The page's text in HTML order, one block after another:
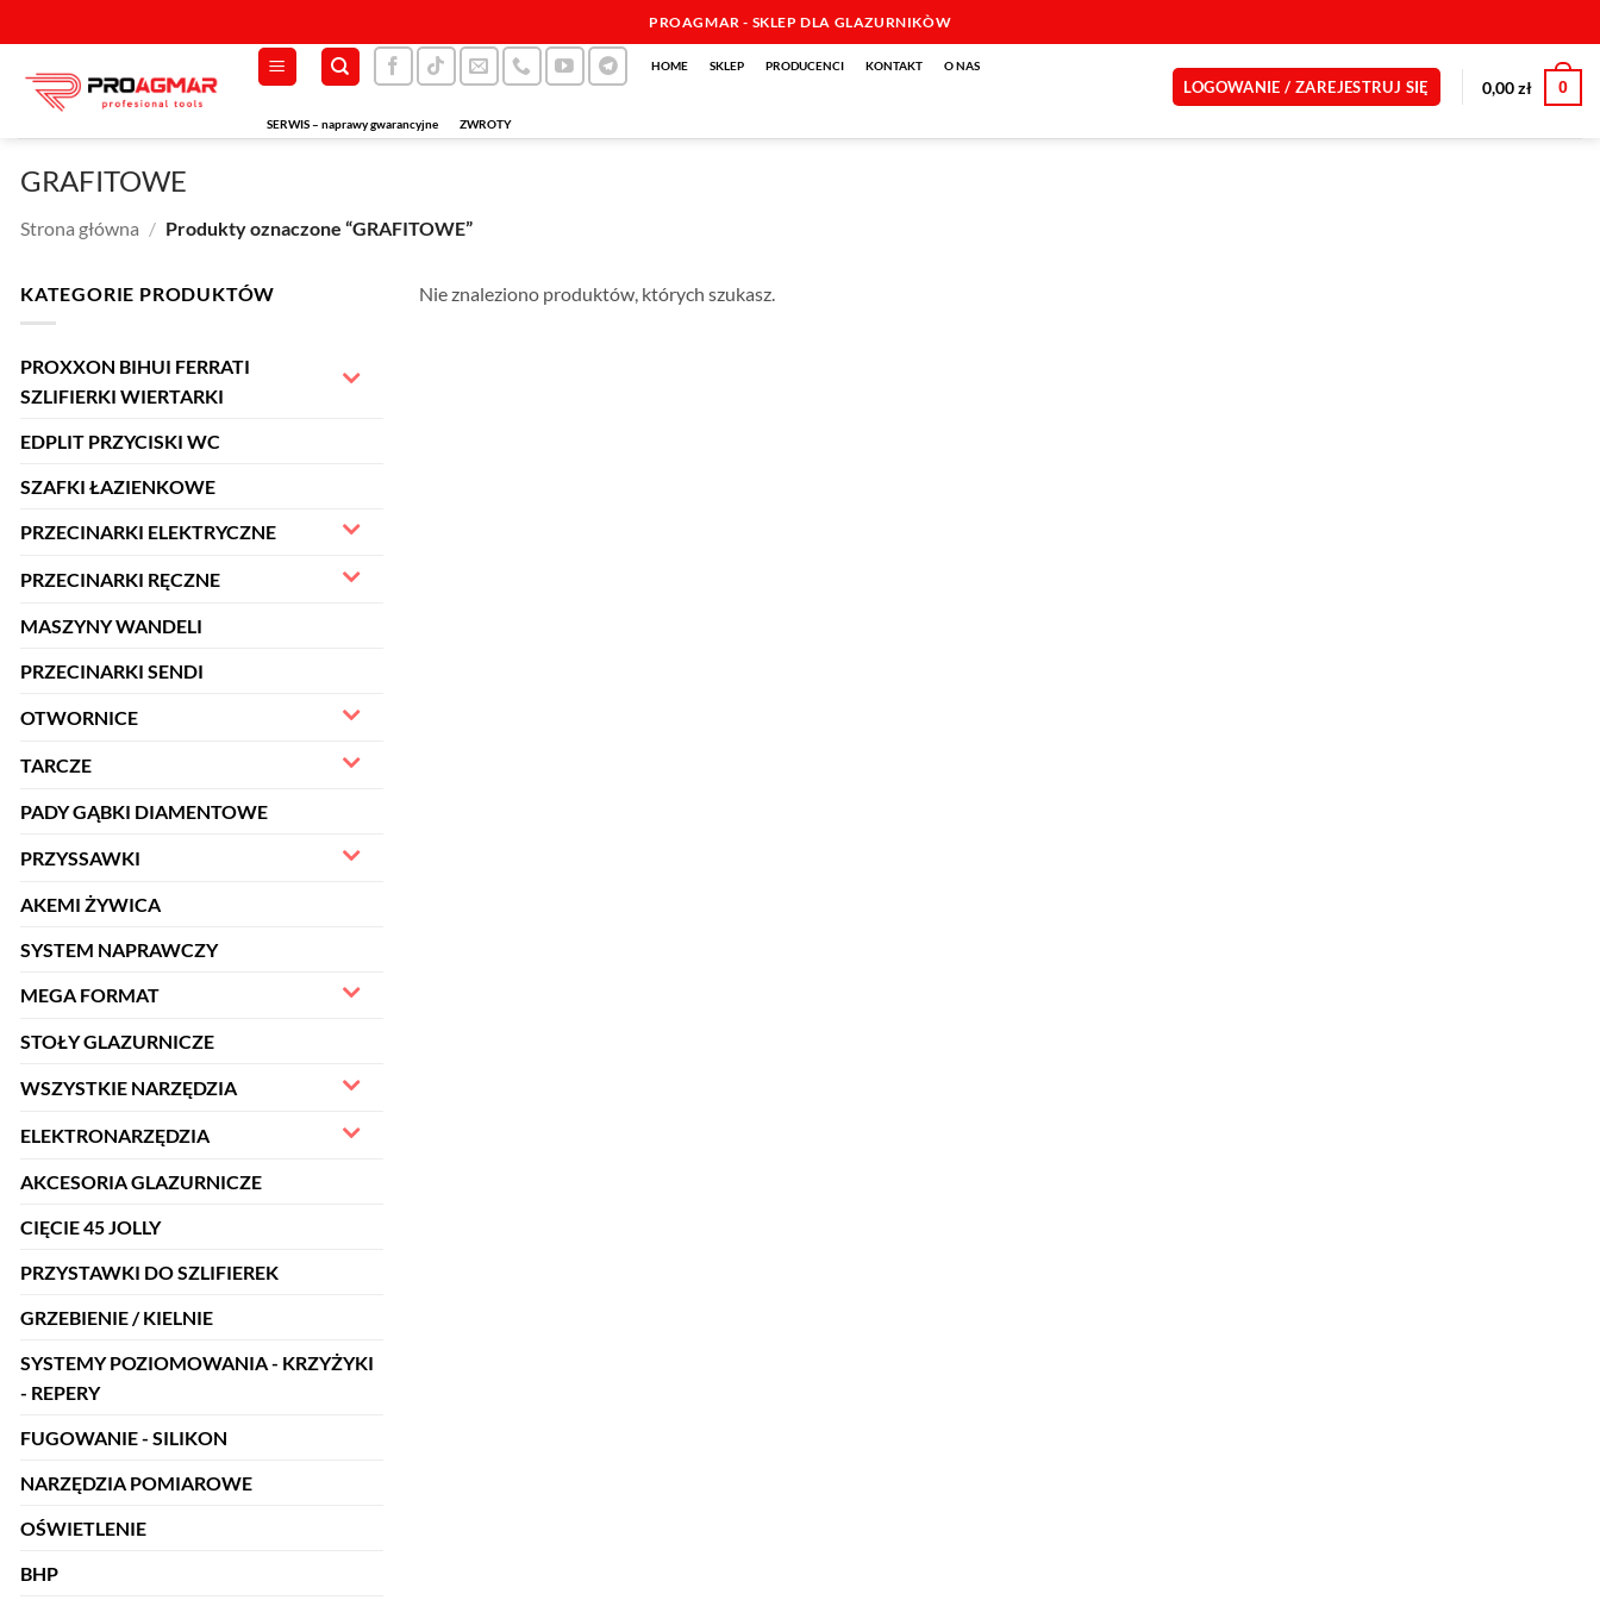
do
zawartości
PROAGMAR - SKLEP DLA GLAZURNIKÒW
HOME SKLEP PRODUCENCI KONTAKT O NAS
SERWIS – naprawy gwarancyjne ZWROTY
LOGOWANIE / ZAREJESTRUJ SIĘ 0,00zł 0
GRAFITOWE
Strona główna / Produkty oznaczone “GRAFITOWE”
KATEGORIE PRODUKTÓW
PROXXON BIHUI FERRATI
SZLIFIERKI WIERTARKI
EDPLIT PRZYCISKI WC
SZAFKI ŁAZIENKOWE
PRZECINARKI ELEKTRYCZNE
PRZECINARKI RĘCZNE
MASZYNY WANDELI
PRZECINARKI SENDI
OTWORNICE
TARCZE
PADY GĄBKI DIAMENTOWE
PRZYSSAWKI
AKEMI ŻYWICA
SYSTEM NAPRAWCZY
MEGA FORMAT
STOŁY GLAZURNICZE
WSZYSTKIE NARZĘDZIA
ELEKTRONARZĘDZIA
AKCESORIA GLAZURNICZE
CIĘCIE 45 JOLLY
PRZYSTAWKI DO SZLIFIEREK
GRZEBIENIE / KIELNIE
SYSTEMY POZIOMOWANIA - KRZYŻYKI
- REPERY
FUGOWANIE - SILIKON
NARZĘDZIA POMIAROWE
OŚWIETLENIE
BHP
Nie znaleziono produktów, których szukasz.